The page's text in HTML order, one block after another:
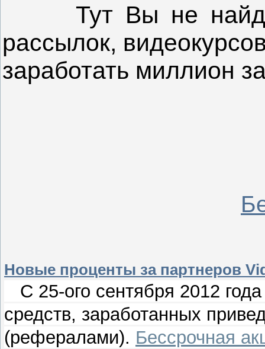
Тут Вы не
рассылок,
заработать миллион
Новые проценты за партнеров
С 25-ого сентября 2012
средств, заработанных
(рефералами). Бессрочная